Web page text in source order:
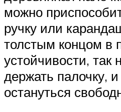
можно
ручку или
толстым концом в
устойчивости, так
держать палочку,
остануться